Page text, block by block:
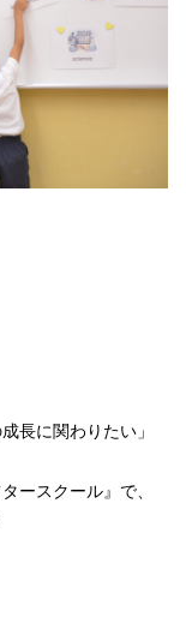
長に関わりたい」
ースクール』で、